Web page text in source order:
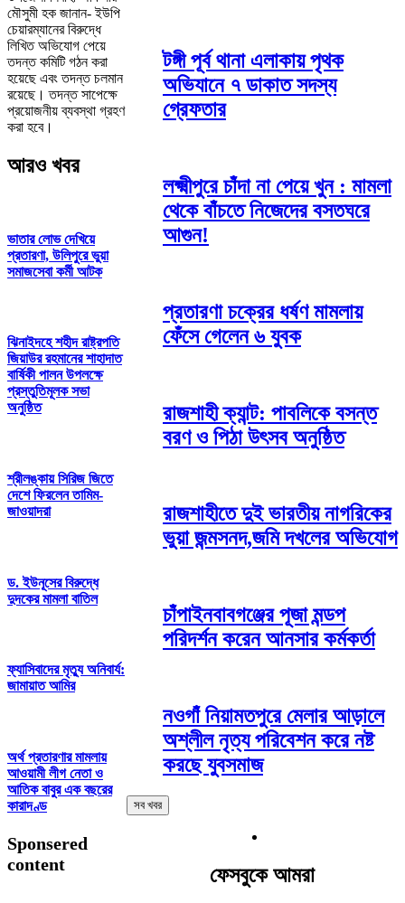
মৌসুমী হক জানান- ইউপি
চেয়ারম্যানের বিরুদ্ধে
লিখিত অভিযোগ পেয়ে
তদন্ত কমিটি গঠন করা
হয়েছে এবং তদন্ত চলমান
রয়েছে। তদন্ত সাপেক্ষে
প্রয়োজনীয় ব্যবস্থা গ্রহণ
করা হবে।
আরও খবর
ভাতার লোভ দেখিয়ে
প্রতারণা, উলিপুরে ভুয়া
সমাজসেবা কর্মী আটক
ঝিনাইদহে শহীদ রাষ্ট্রপতি
জিয়াউর রহমানের শাহাদাত
বার্ষিকী পালন উপলক্ষে
প্রস্তুতিমূলক সভা
অনুষ্ঠিত
শ্রীলঙ্কায় সিরিজ জিতে
দেশে ফিরলেন তামিম-
জাওয়াদরা
ড. ইউনূসের বিরুদ্ধে
দুদকের মামলা বাতিল
ফ্যাসিবাদের মৃত্যু অনিবার্য:
জামায়াত আমির
অর্থ প্রতারণার মামলায়
আওয়ামী লীগ নেতা ও
আতিক বাবুর এক বছরের
কারাদণ্ড
Sponsered
content
টঙ্গী পূর্ব থানা এলাকায় পৃথক
অভিযানে ৭ ডাকাত সদস্য
গ্রেফতার
লক্ষ্মীপুরে চাঁদা না পেয়ে খুন : মামলা
থেকে বাঁচতে নিজেদের বসতঘরে
আগুন!
প্রতারণা চক্রের ধর্ষণ মামলায়
ফেঁসে গেলেন ৬ যুবক
রাজশাহী ক্যান্ট: পাবলিকে বসন্ত
বরণ ও পিঠা উৎসব অনুষ্ঠিত
রাজশাহীতে দুই ভারতীয় নাগরিকের
ভুয়া জন্মসনদ,জমি দখলের অভিযোগ
চাঁপাইনবাবগঞ্জের পূজা মন্ডপ
পরিদর্শন করেন আনসার কর্মকর্তা
নওগাঁ নিয়ামতপুরে মেলার আড়ালে
অশ্লীল নৃত্য পরিবেশন করে নষ্ট
করছে যুবসমাজ
সব খবর
ফেসবুকে আমরা